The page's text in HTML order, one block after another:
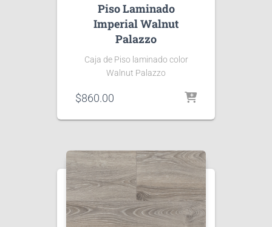
Piso Laminado
Imperial Walnut
Palazzo
Caja de Piso laminado color
Walnut Palazzo
$860.00